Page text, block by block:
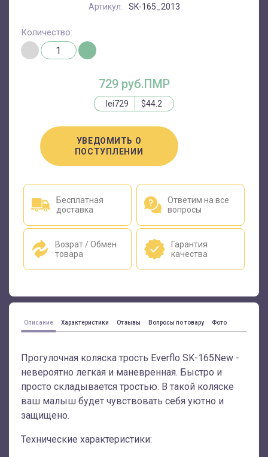
Артикул: SK-165_2013
729 руб.ПМР
lei729 $44.2
УВЕДОМИТЬ О
ПОСТУПЛЕНИИ
Количество:
Бесплатная
доставка
Ответим на все
вопросы
Возрат / Обмен
товара
Гарантия
качества
Описание Характеристики Отзывы Вопросы по товару Фото
Прогулочная коляска трость Everflo SK-165New -
невероятно легкая и маневренная. Быстро и
просто складывается тростью. В такой коляске
ваш малыш будет чувствовать себя уютно и
защищено.
Технические характеристики: